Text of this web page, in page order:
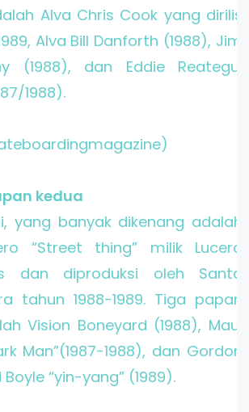
Alva Chris Cook yang dirilis
Alva Bill Danforth (1988), Jim
(1988), dan Eddie Reategui
1988).
kedua
yang banyak dikenang adalah
“Street thing” milik Lucero
dan diproduksi oleh Santa
tahun 1988-1989. Tiga papan
Vision Boneyard (1988), Maui
Man”(1987-1988), dan Gordon
“yin-yang” (1989).